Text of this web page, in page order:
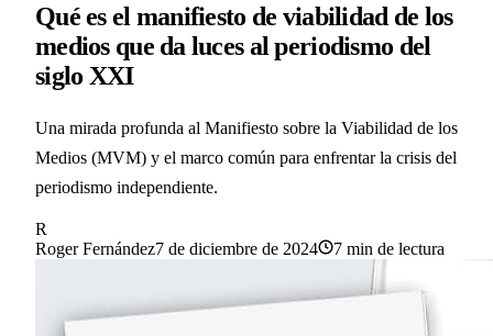
Qué es el manifiesto de viabilidad de los
medios que da luces al periodismo del
siglo XXI
Una mirada profunda al Manifiesto sobre la Viabilidad de los
Medios (MVM) y el marco común para enfrentar la crisis del
periodismo independiente.
R
Roger Fernández7 de diciembre de 2024 7 min de lectura